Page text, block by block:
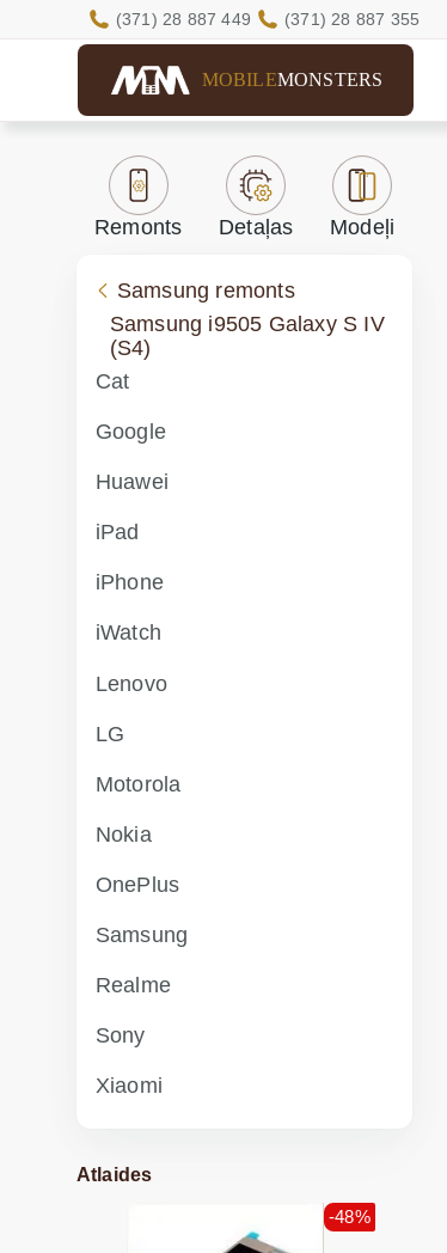
(371) 28 887 449 (371) 28 887 355
MOBILEMONSTERS
Remonts Detaļas Modeļi
Samsung remonts
Samsung i9505 Galaxy S IV
(S4)
Cat
Google
Huawei
iPad
iPhone
iWatch
Lenovo
LG
Motorola
Nokia
OnePlus
Samsung
Realme
Sony
Xiaomi
Atlaides
-48%